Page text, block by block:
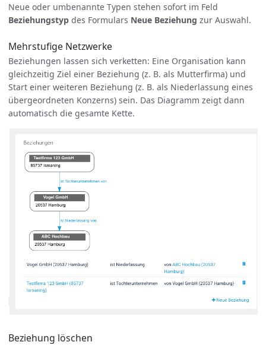
Neue oder umbenannte Typen stehen sofort im Feld
Beziehungstyp des Formulars Neue Beziehung zur Auswahl.
Mehrstufige Netzwerke
Beziehungen lassen sich verketten: Eine Organisation kann
gleichzeitig Ziel einer Beziehung (z. B. als Mutterfirma) und
Start einer weiteren Beziehung (z. B. als Niederlassung eines
übergeordneten Konzerns) sein. Das Diagramm zeigt dann
automatisch die gesamte Kette.
Beziehung löschen